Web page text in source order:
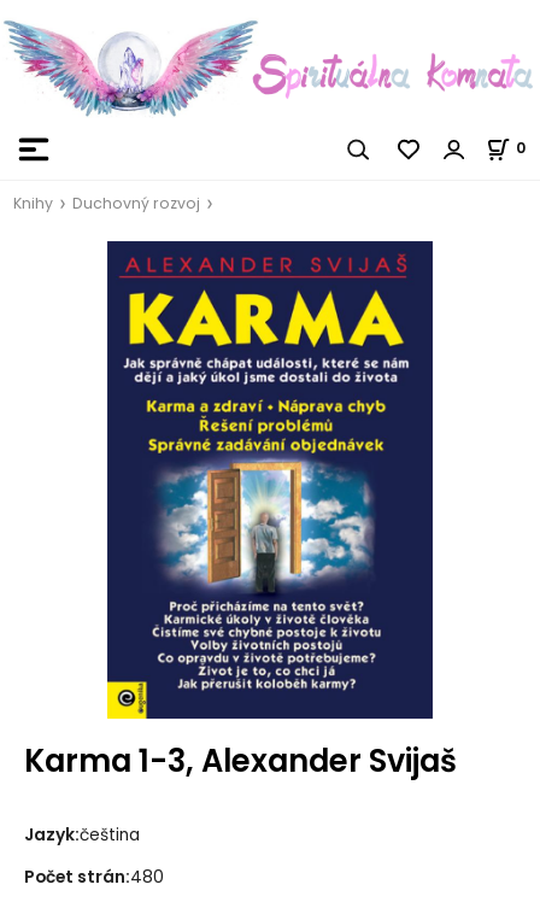
0
Knihy Duchovný rozvoj
Karma 1-3, Alexander Svijaš
Jazyk:čeština
Počet strán:480